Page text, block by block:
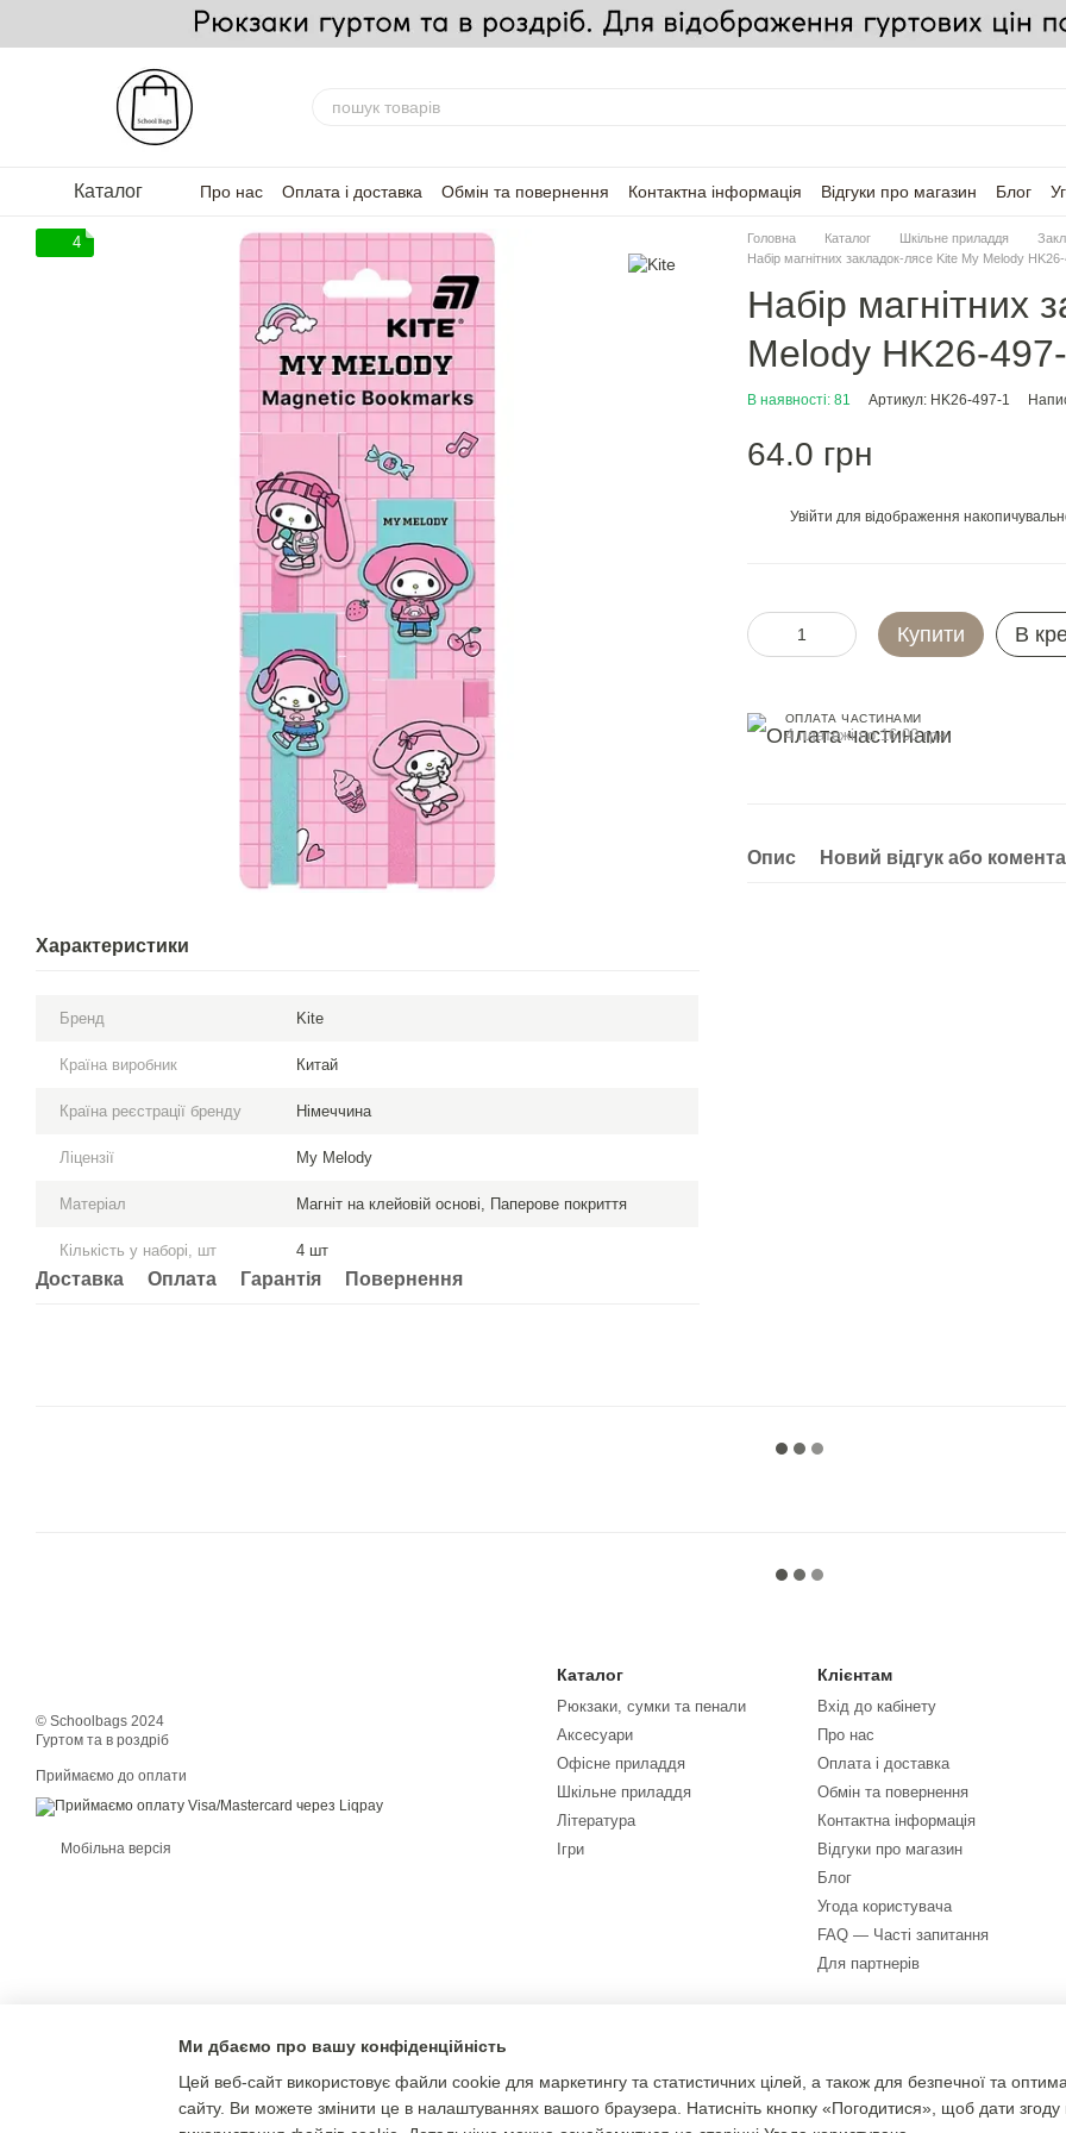
Перейти до основного контенту
Каталог Про нас Оплата і доставка Обмін та повернення Контактна інформація Відгуки про магазин Блог
4
Характеристики
Бренд Kite
Країна виробник Китай
Країна реєстрації бренду Німеччина
Ліцензії My Melody
Матеріал Магніт на клейовій основі, Паперове покриття
Кількість у наборі, шт 4 шт
Доставка Оплата Гарантія Повернення
Головна Каталог Шкільне приладдя
Набір магнітних закладок-лясе Kite My Melody
Набір магнітних
Melody HK26-
В наявності: 81 Артикул: HK26-497-1
64.0 грн
Увійти для відображення
Купити В
ОПЛАТА ЧАСТИНАМИ
4 платежі по 16.00 грн
Опис Новий відгук або
© Schoolbags 2024
Гуртом та в роздріб
Приймаємо до оплати
Мобільна версія
Каталог
Рюкзаки, сумки та пенали
Аксесуари
Офісне приладдя
Шкільне приладдя
Література
Ігри
Клієнтам
Вхід до кабінету
Про нас
Оплата і доставка
Обмін та повернення
Контактна інформація
Відгуки про магазин
Блог
Угода користувача
FAQ — Часті запитання
Для партнерів
Ми дбаємо про вашу конфіденційність
Цей веб-сайт використовує файли cookie для маркетингу та статистичних цілей, а також для безпечної та
сайту. Ви можете змінити це в налаштуваннях вашого браузера. Натисніть кнопку «Погодитися», щоб дати згоду